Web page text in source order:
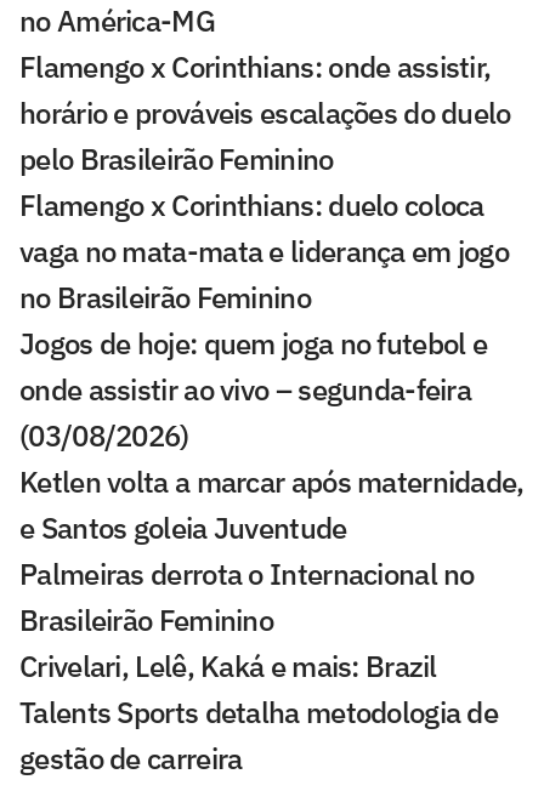
no América-MG
Flamengo x Corinthians: onde assistir,
horário e prováveis escalações do duelo
pelo Brasileirão Feminino
Flamengo x Corinthians: duelo coloca
vaga no mata-mata e liderança em jogo
no Brasileirão Feminino
Jogos de hoje: quem joga no futebol e
onde assistir ao vivo – segunda-feira
(03/08/2026)
Ketlen volta a marcar após maternidade,
e Santos goleia Juventude
Palmeiras derrota o Internacional no
Brasileirão Feminino
Crivelari, Lelê, Kaká e mais: Brazil
Talents Sports detalha metodologia de
gestão de carreira